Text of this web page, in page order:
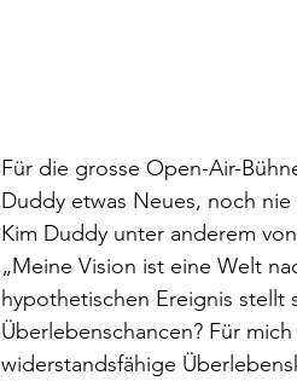
Für die grosse Open-Air-
Duddy etwas Neues, noch
Kim Duddy unter anderem
„Meine Vision ist eine Welt
hypothetischen Ereignis stellt
Überlebenschancen? Für
widerstandsfähige